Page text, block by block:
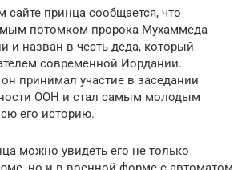
принца сообщается, что
потомком пророка Мухаммеда
и назван в честь деда, который
современной Иордании.
принимал участие в заседании
ООН и стал самым молодым
его историю.
можно увидеть его не только